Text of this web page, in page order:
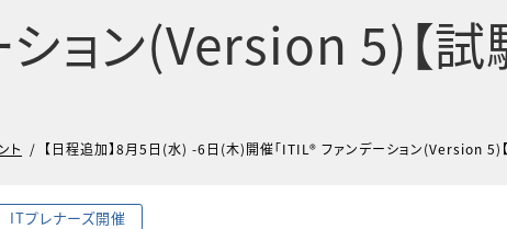
ョン(Version 5)【試
ト / 【日程追加】8月5日(水) -6日(木)開催「ITIL® ファンデーション(Version 5)【
ITプレナーズ開催